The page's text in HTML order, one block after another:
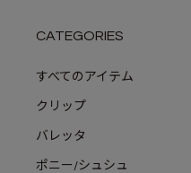
CATEGORIES
すべてのアイテム
クリップ
バレッタ
ポニー/シュシュ